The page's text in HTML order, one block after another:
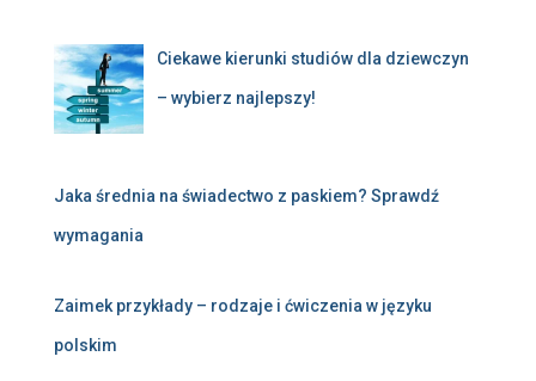
Ciekawe kierunki studiów dla dziewczyn
– wybierz najlepszy!
Jaka średnia na świadectwo z paskiem? Sprawdź
wymagania
Zaimek przykłady – rodzaje i ćwiczenia w języku
polskim